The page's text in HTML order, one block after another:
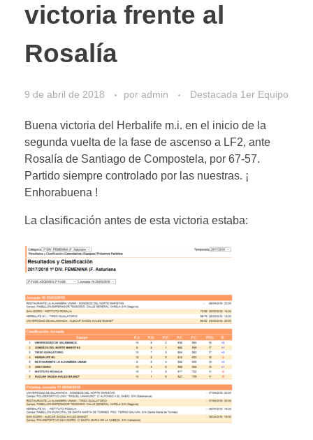
victoria frente al
Rosalía
9 de abril de 2018 por admin Destacada 1er Equipo
Buena victoria del Herbalife m.i. en el inicio de la
segunda vuelta de la fase de ascenso a LF2, ante
Rosalía de Santiago de Compostela, por 67-57.
Partido siempre controlado por las nuestras. ¡
Enhorabuena !
La clasificación antes de esta victoria estaba: